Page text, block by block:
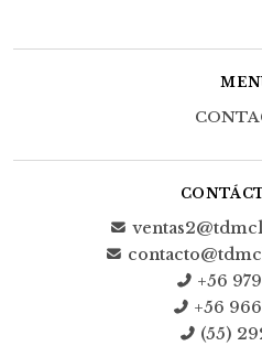
+56
+56
(55)